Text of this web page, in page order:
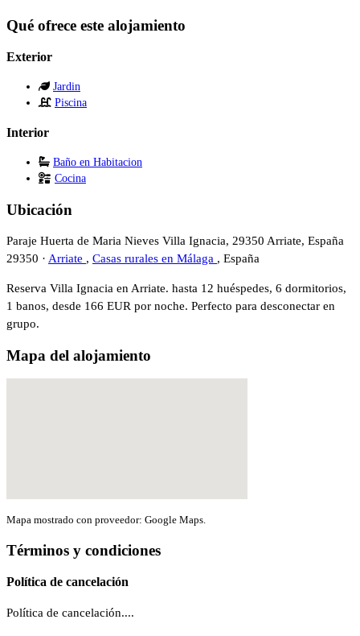
Qué ofrece este alojamiento
Exterior
Jardin
Piscina
Interior
Baño en Habitacion
Cocina
Ubicación
Paraje Huerta de Maria Nieves Villa Ignacia, 29350 Arriate, España
29350 · Arriate , Casas rurales en Málaga , España
Reserva Villa Ignacia en Arriate. hasta 12 huéspedes, 6 dormitorios,
1 banos, desde 166 EUR por noche. Perfecto para desconectar en
grupo.
Mapa del alojamiento
Mapa mostrado con proveedor: Google Maps.
Términos y condiciones
Política de cancelación
Política de cancelación....